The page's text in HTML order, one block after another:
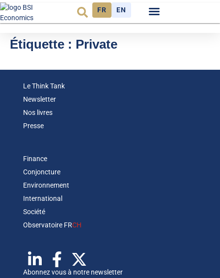
FR EN
Étiquette : Private
Le Think Tank
Newsletter
Nos livres
Presse
Finance
Conjoncture
Environnement
International
Société
Observatoire FRCH
Abonnez vous à notre newsletter